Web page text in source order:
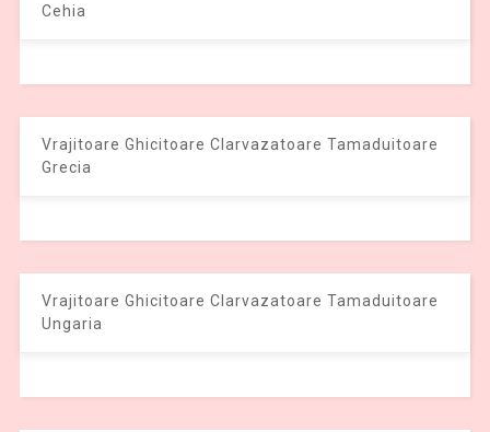
Cehia
Vrajitoare Ghicitoare Clarvazatoare Tamaduitoare
Grecia
Vrajitoare Ghicitoare Clarvazatoare Tamaduitoare
Ungaria